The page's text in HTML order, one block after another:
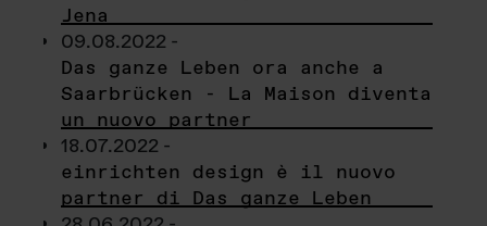
Jena
09.08.2022 -
Das ganze Leben ora anche a
Saarbrücken - La Maison diventa
un nuovo partner
18.07.2022 -
einrichten design è il nuovo
partner di Das ganze Leben